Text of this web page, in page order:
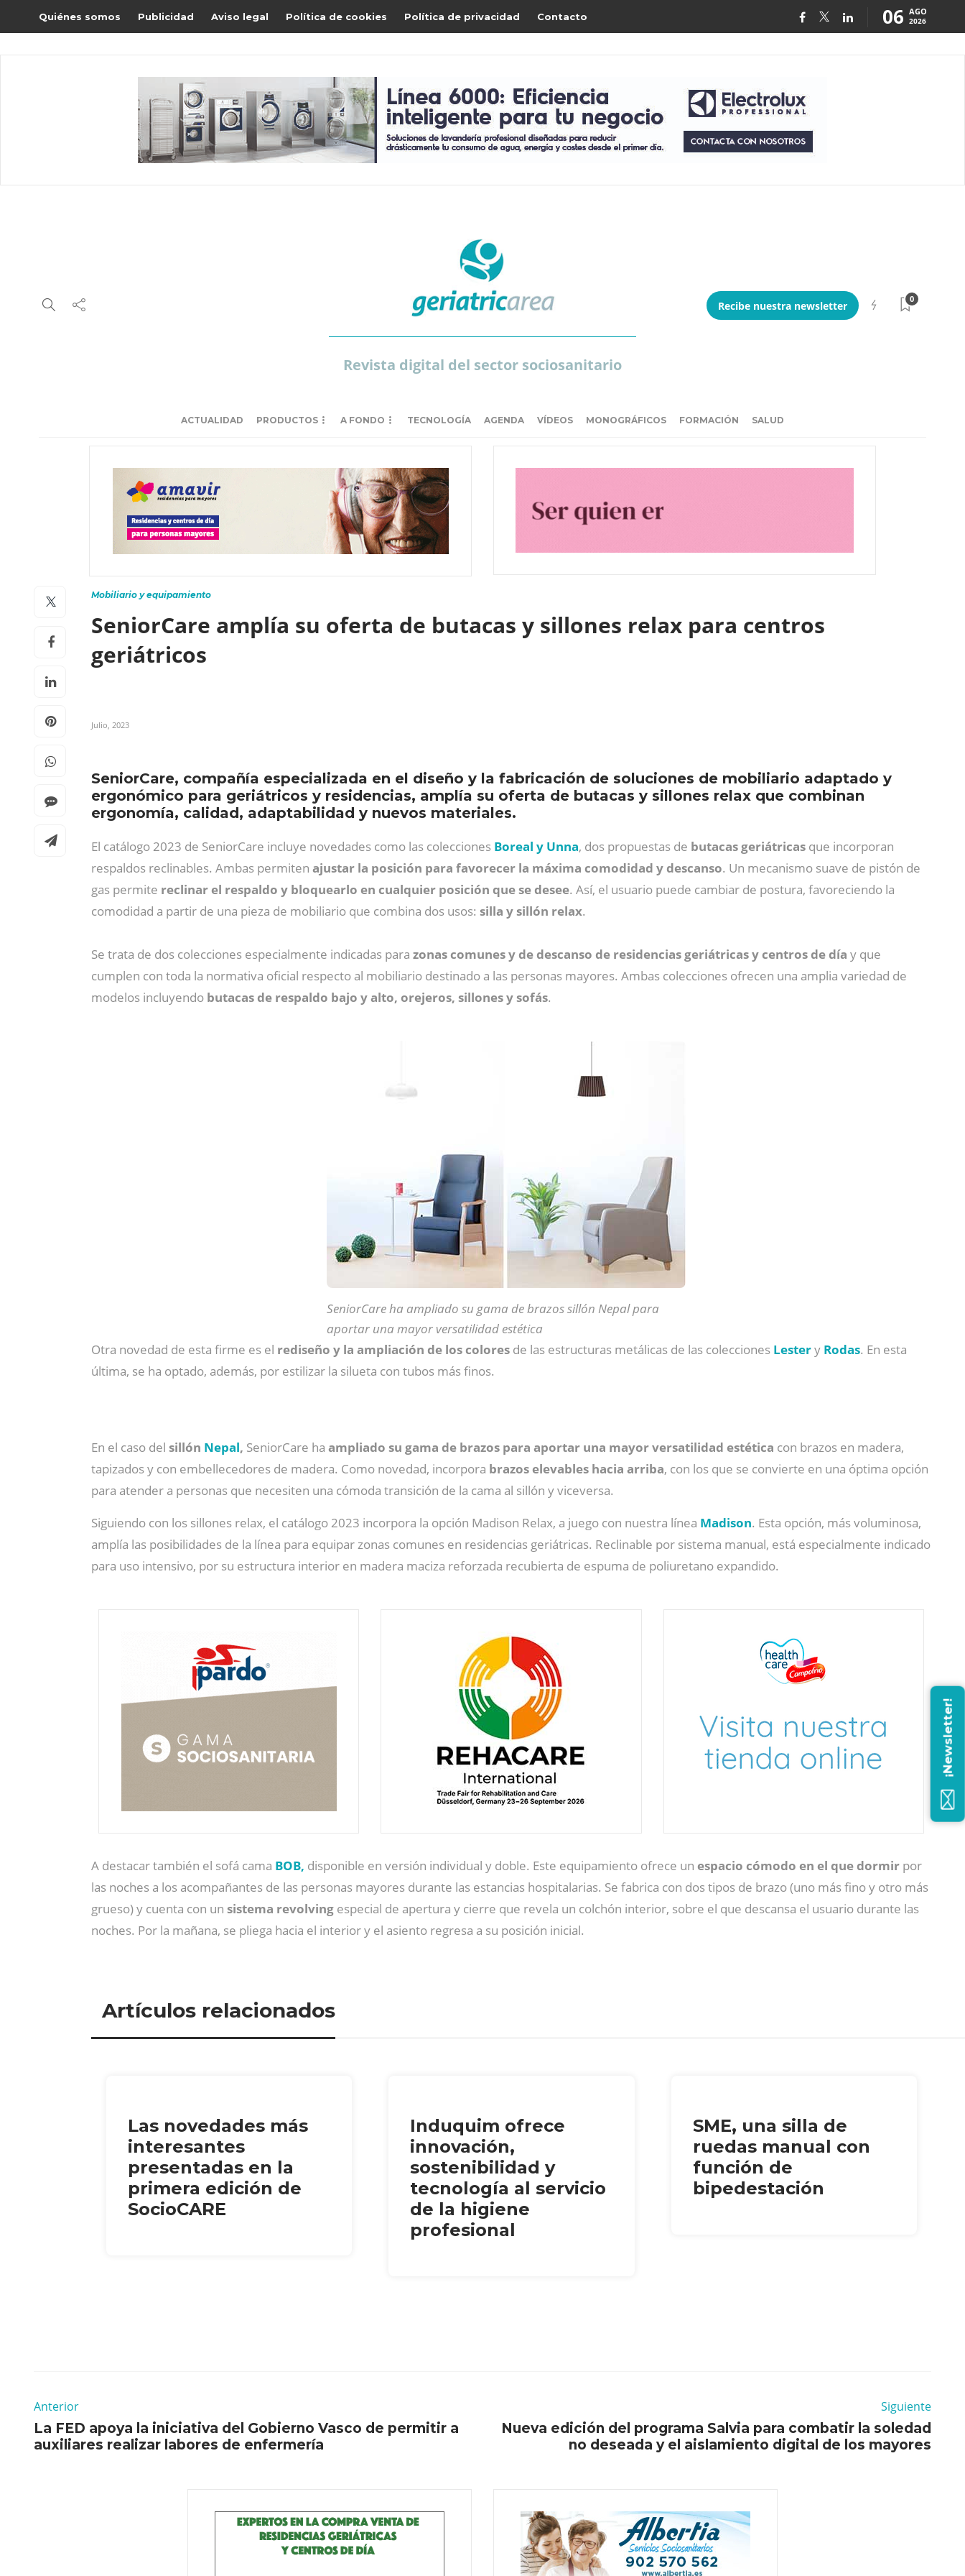
Quiénes somos Publicidad Aviso legal Política de cookies Política de privacidad Contacto 06 AGO
2026
Revista digital del sector sociosanitario
Recibe nuestra newsletter
0
ACTUALIDAD PRODUCTOS A FONDO TECNOLOGÍA AGENDA VÍDEOS MONOGRÁFICOS FORMACIÓN SALUD
Mobiliario y equipamiento
SeniorCare amplía su oferta de butacas y sillones relax para centros
geriátricos
Julio, 2023
SeniorCare, compañía especializada en el diseño y la fabricación de soluciones de mobiliario adaptado y
ergonómico para geriátricos y residencias, amplía su oferta de butacas y sillones relax que combinan
ergonomía, calidad, adaptabilidad y nuevos materiales.
El catálogo 2023 de SeniorCare incluye novedades como las colecciones Boreal y Unna, dos propuestas de butacas geriátricas que incorporan
respaldos reclinables. Ambas permiten ajustar la posición para favorecer la máxima comodidad y descanso. Un mecanismo suave de pistón de
gas permite reclinar el respaldo y bloquearlo en cualquier posición que se desee. Así, el usuario puede cambiar de postura, favoreciendo la
comodidad a partir de una pieza de mobiliario que combina dos usos: silla y sillón relax.
Se trata de dos colecciones especialmente indicadas para zonas comunes y de descanso de residencias geriátricas y centros de día y que
cumplen con toda la normativa oficial respecto al mobiliario destinado a las personas mayores. Ambas colecciones ofrecen una amplia variedad de
modelos incluyendo butacas de respaldo bajo y alto, orejeros, sillones y sofás.
SeniorCare ha ampliado su gama de brazos sillón Nepal para
aportar una mayor versatilidad estética
Otra novedad de esta firme es el rediseño y la ampliación de los colores de las estructuras metálicas de las colecciones Lestery Rodas. En esta
última, se ha optado, además, por estilizar la silueta con tubos más finos.
En el caso del sillón Nepal, SeniorCare ha ampliado su gama de brazos para aportar una mayor versatilidad estética con brazos en madera,
tapizados y con embellecedores de madera. Como novedad, incorpora brazos elevables hacia arriba, con los que se convierte en una óptima opción
para atender a personas que necesiten una cómoda transición de la cama al sillón y viceversa.
Siguiendo con los sillones relax, el catálogo 2023 incorpora la opción Madison Relax, a juego con nuestra línea Madison. Esta opción, más voluminosa,
amplía las posibilidades de la línea para equipar zonas comunes en residencias geriátricas. Reclinable por sistema manual, está especialmente indicado
para uso intensivo, por su estructura interior en madera maciza reforzada recubierta de espuma de poliuretano expandido.
A destacar también el sofá cama BOB, disponible en versión individual y doble. Este equipamiento ofrece un espacio cómodo en el que dormir por
las noches a los acompañantes de las personas mayores durante las estancias hospitalarias. Se fabrica con dos tipos de brazo (uno más fino y otro más
grueso) y cuenta con un sistema revolving especial de apertura y cierre que revela un colchón interior, sobre el que descansa el usuario durante las
noches. Por la mañana, se pliega hacia el interior y el asiento regresa a su posición inicial.
Artículos relacionados
Las novedades más
interesantes
presentadas en la
primera edición de
SocioCARE
Induquim ofrece
innovación,
sostenibilidad y
tecnología al servicio
de la higiene
profesional
SME, una silla de
ruedas manual con
función de
bipedestación
Anterior
La FED apoya la iniciativa del Gobierno Vasco de permitir a
auxiliares realizar labores de enfermería
Siguiente
Nueva edición del programa Salvia para combatir la soledad
no deseada y el aislamiento digital de los mayores
¡Newsletter!